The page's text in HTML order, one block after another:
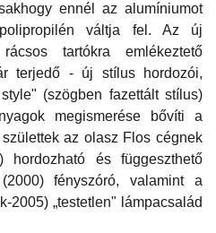
ennél az alumíniumot
polipropilén váltja fel. Az új
tartókra emlékeztető
terjedő - új stílus hordozói,
(szögben fazettált stílus)
megismerése bővíti a
az olasz Flos cégnek
hordozható és függeszthető
fényszóró, valamint a
2005) „testetlen" lámpacsalád